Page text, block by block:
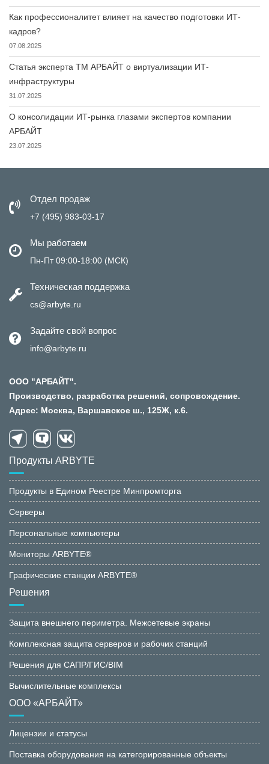
Как профессионалитет влияет на качество подготовки ИТ-
кадров?
07.08.2025
Статья эксперта ТМ АРБАЙТ о виртуализации ИТ-
инфраструктуры
31.07.2025
О консолидации ИТ-рынка глазами экспертов компании
АРБАЙТ
23.07.2025
Отдел продаж
+7 (495) 983-03-17
Мы работаем
Пн-Пт 09:00-18:00 (МСК)
Техническая поддержка
cs@arbyte.ru
Задайте свой вопрос
info@arbyte.ru
ООО "АРБАЙТ".
Производство, разработка решений, сопровождение.
Адрес: Москва, Варшавское ш., 125Ж, к.6.
Продукты ARBYTE
Продукты в Едином Реестре Минпромторга
Серверы
Персональные компьютеры
Мониторы ARBYTE®
Графические станции ARBYTE®
Решения
Защита внешнего периметра. Межсетевые экраны
Комплексная защита серверов и рабочих станций
Решения для САПР/ГИС/BIM
Вычислительные комплексы
ООО «АРБАЙТ»
Лицензии и статусы
Поставка оборудования на категорированные объекты